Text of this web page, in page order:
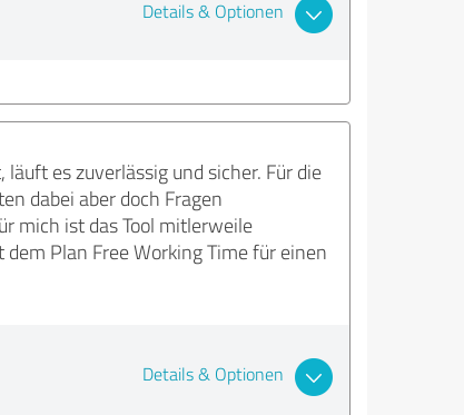
Details & Optionen
es zuverlässig und sicher. Für die
dabei aber doch Fragen
mich ist das Tool mitlerweile
Plan Free Working Time für einen
Details & Optionen